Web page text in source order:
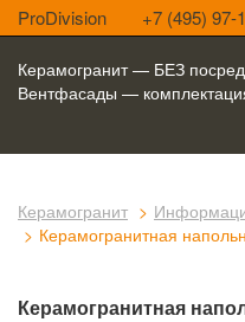
ProDivision +7 (495) 97-
Керамогранит — БЕЗ
Вентфасады —
Керамогранит
Керамогранитная
Керамогранитная